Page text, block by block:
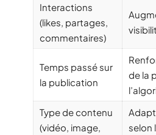
Interactions
(likes, partages,
commentaires)
Temps passé sur
la publication
de la
Type de contenu
(vidéo, image,
selon